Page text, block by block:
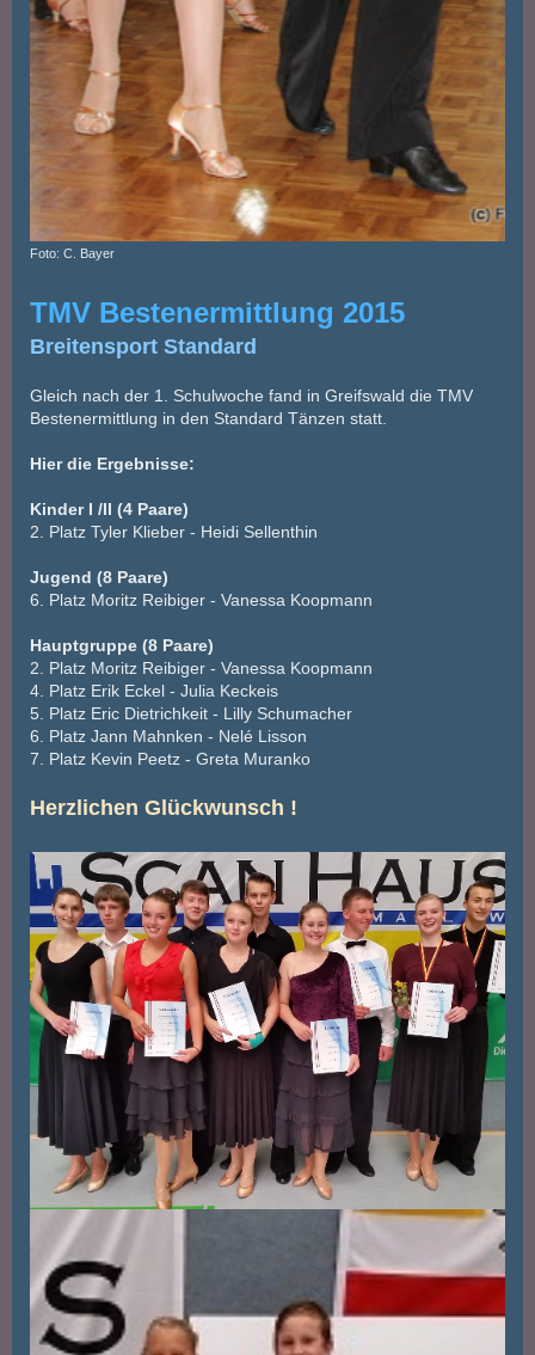
Foto: C. Bayer
TMV Bestenermittlung 2015
Breitensport Standard
Gleich nach der 1. Schulwoche fand in Greifswald die TMV
Bestenermittlung in den Standard Tänzen statt.
Hier die Ergebnisse:
Kinder I /II (4 Paare)
2. Platz Tyler Klieber - Heidi Sellenthin
Jugend (8 Paare)
6. Platz Moritz Reibiger - Vanessa Koopmann
Hauptgruppe (8 Paare)
2. Platz Moritz Reibiger - Vanessa Koopmann
4. Platz Erik Eckel - Julia Keckeis
5. Platz Eric Dietrichkeit - Lilly Schumacher
6. Platz Jann Mahnken - Nelé Lisson
7. Platz Kevin Peetz - Greta Muranko
Herzlichen Glückwunsch !